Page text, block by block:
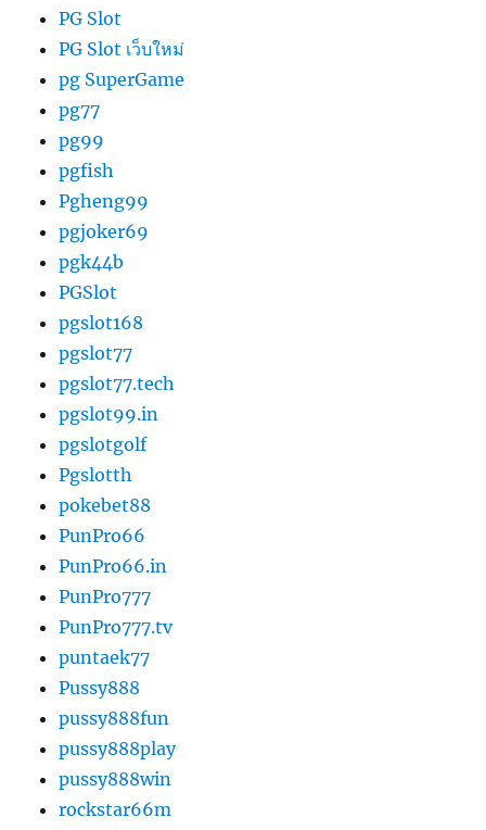
PG Slot
PG Slot เว็บใหม่
pg SuperGame
pg77
pg99
pgfish
Pgheng99
pgjoker69
pgk44b
PGSlot
pgslot168
pgslot77
pgslot77.tech
pgslot99.in
pgslotgolf
Pgslotth
pokebet88
PunPro66
PunPro66.in
PunPro777
PunPro777.tv
puntaek77
Pussy888
pussy888fun
pussy888play
pussy888win
rockstar66m